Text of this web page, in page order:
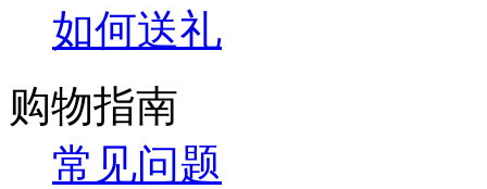
如何送礼
购物指南
常见问题